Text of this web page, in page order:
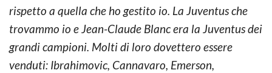
rispetto a quella che ho gestito io. La Juventus che
trovammo io e Jean-Claude Blanc era la Juventus dei
grandi campioni. Molti di loro dovettero essere
venduti: Ibrahimovic, Cannavaro, Emerson,